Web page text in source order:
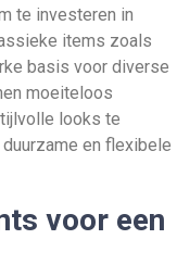
te investeren in
items zoals
basis voor diverse
moeiteloos
looks te
en flexibele
voor een